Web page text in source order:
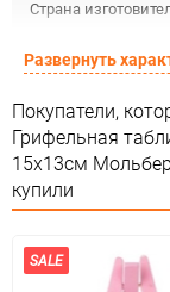
Страна
Предназначение
Сертификация
Особые условия
Минимальное
Количество в
Развернуть
Покупатели,
Грифельная
15x13см
купили
SALE